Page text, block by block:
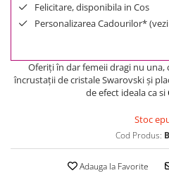
Felicitare, disponibila in Cos
Personalizarea Cadourilor*
Oferiţi în dar femeii dragi nu una,
încrustaţii de cristale Swarovski şi
de efect ideala ca si
Stoc
Cod Produs:
Adauga la Favorite